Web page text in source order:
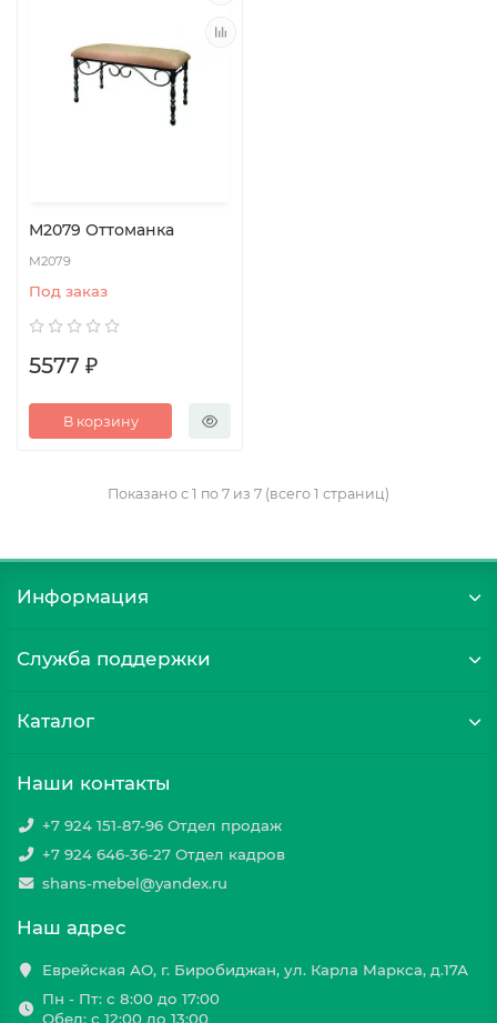
М2079 Оттоманка
М2079
Под заказ
5577 ₽
В корзину
Показано с 1 по 7 из 7 (всего 1 страниц)
Информация
Служба поддержки
Каталог
Наши контакты
+7 924 151-87-96 Отдел продаж
+7 924 646-36-27 Отдел кадров
shans-mebel@yandex.ru
Наш адрес
Еврейская АО, г. Биробиджан, ул. Карла Маркса, д.17А
Пн - Пт: с 8:00 до 17:00
Обед: с 12:00 до 13:00